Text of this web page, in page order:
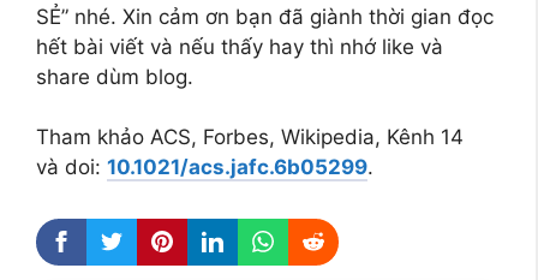
SẺ” nhé. Xin cảm ơn bạn đã giành thời gian đọc
hết bài viết và nếu thấy hay thì nhớ like và
share dùm blog.
Tham khảo ACS, Forbes, Wikipedia, Kênh 14
và doi: 10.1021/acs.jafc.6b05299.